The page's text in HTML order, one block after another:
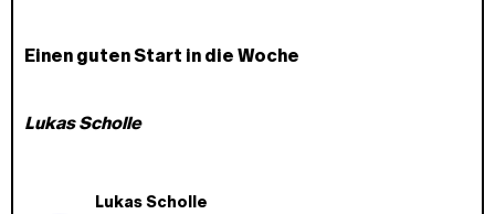
Einen guten Start in die Woche
Lukas Scholle
Lukas Scholle